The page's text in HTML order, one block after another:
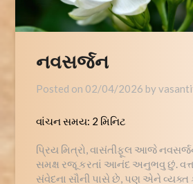
નવસર્જન
Posted on 02/04/2026 by
વાંચન સમય: 2 મિનિટ
પ્રિય મિત્રો, વાસંતીફૂલ આજે
સમક્ષ રજૂ કરતાં આનંદ અનુભવુ છું.
સંવેદના સૌની પાસે છે, પણ એને વ્યક્ત